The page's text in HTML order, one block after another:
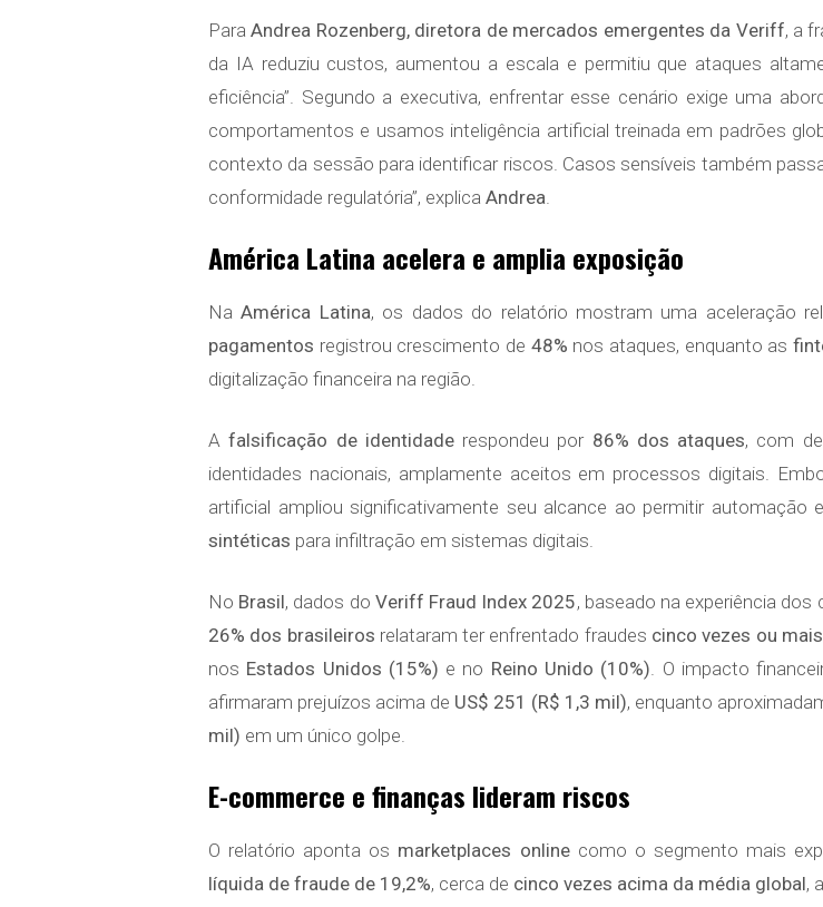
ParaAndrea Rozenberg, diretora de mercados emergentes da Veriff, a
da IA reduziu custos, aumentou a escala e permitiu que ataques
eficiência”. Segundo a executiva, enfrentar esse cenário exige uma
comportamentos e usamos inteligência artificial treinada em padrões
contexto da sessão para identificar riscos. Casos sensíveis também
conformidade regulatória”, explica Andrea.
América Latina acelera e amplia exposição
NaAmérica Latina, os dados do relatório mostram uma aceleração
pagamentos registrou crescimento de 48% nos ataques, enquanto as
digitalização financeira na região.
Afalsificação de identidaderespondeu por 86% dos ataques, com
identidades nacionais, amplamente aceitos em processos digitais.
artificial ampliou significativamente seu alcance ao permitir automação
sintéticas para infiltração em sistemas digitais.
No Brasil, dados do Veriff Fraud Index 2025, baseado na experiência
26% dos brasileiros relataram ter enfrentado fraudes cinco vezes ou mais
nos Estados Unidos (15%) e no Reino Unido (10%). O impacto
afirmaram prejuízos acima de US$ 251 (R$ 1,3 mil), enquanto
mil) em um único golpe.
E-commerce e finanças lideram riscos
O relatório aponta os marketplaces onlinecomo o segmento mais
líquida de fraude de 19,2%, cerca de cinco vezes acima da média global,